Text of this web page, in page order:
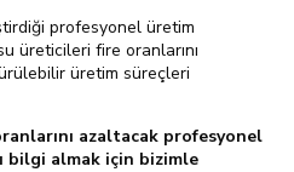
profesyonel üretim
üreticileri fire oranlarını
üretim süreçleri
azaltacak profesyonel
bilgi almak için bizimle